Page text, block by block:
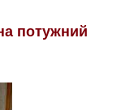
потужний